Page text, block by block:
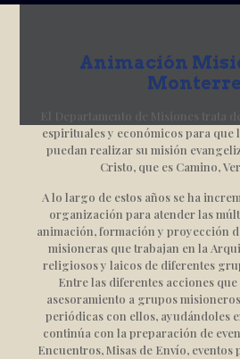
Animación
El Departamento de Misiones trata
espirituales y económicos para que
puedan realizar su misión
Cristo, que es Camino,
A lo largo de estos años se ha
organización para atender las
animación, formación y proyección
misioneras que trabajan en la
religiosos y laicos de diferentes
Entre las diferentes acciones
asesoramiento a grupos
periódicas con ellos, ayudándoles
continúa con la preparación de
Encuentros, Misas de Envío, eventos